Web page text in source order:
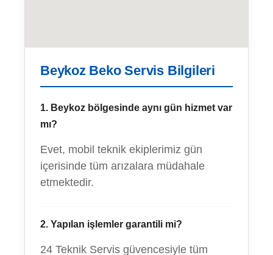
Beykoz Beko Servis Bilgileri
1. Beykoz bölgesinde aynı gün hizmet var
mı?
Evet, mobil teknik ekiplerimiz gün
içerisinde tüm arızalara müdahale
etmektedir.
2. Yapılan işlemler garantili mi?
24 Teknik Servis güvencesiyle tüm